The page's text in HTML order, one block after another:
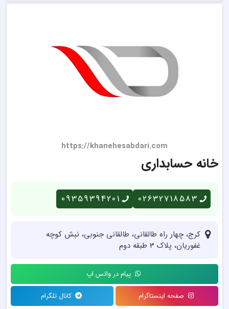
https://khanehesabdari.com
خانه حسابداری
02632718583
09359394201
کرج، چهار راه طالقانی، طالقانی جنوبی، نبش کوچه
غفوریان، پلاک 3 طبقه دوم
پیام در واتس اپ
صفحه اینستاگرام کانال تلگرام